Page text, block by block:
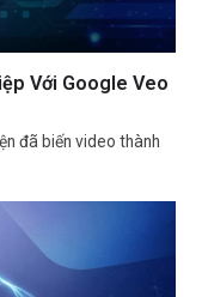
Với Google Veo
đã biến video thành